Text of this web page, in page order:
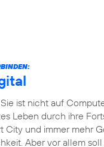
ist nicht auf
Leben durch ihre
City und immer mehr
Aber vor allem